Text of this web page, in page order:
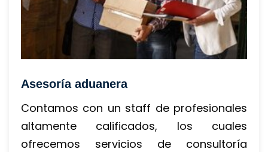
Asesoría aduanera
Contamos con un staff de profesionales
altamente calificados, los cuales
ofrecemos servicios de consultoría